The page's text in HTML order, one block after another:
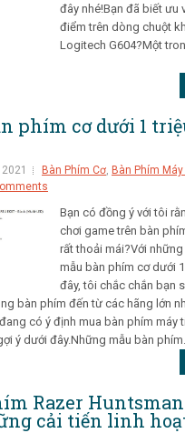
đây nhé!Bạn đã biết ưu
điểm trên dòng chuột
Logitech G604?Một
phím cơ dưới 1
Bàn Phím Cơ Bàn Phím Máy
Bạn có đồng ý với tôi
chơi game trên bàn
rất thoải mái?Với
mẫu bàn phím cơ dưới
đây, tôi chắc chắn bạn
bàn phím đến từ các hãng lớn
có ý định mua bàn phím máy
ý dưới đây.Những mẫu bàn phím...
Razer
cải tiến linh